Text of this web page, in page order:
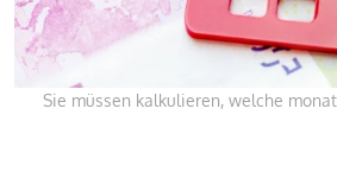
Sie müssen kalkulieren, welche